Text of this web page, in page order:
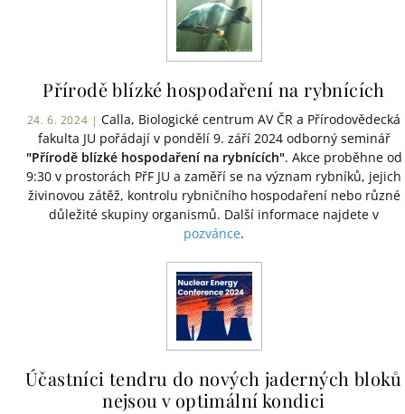
Přírodě blízké hospodaření na rybnících
24. 6. 2024 | Calla, Biologické centrum AV ČR a Přírodovědecká
fakulta JU pořádají v pondělí 9. září 2024 odborný seminář
"Přírodě blízké hospodaření na rybnících". Akce proběhne od
9:30 v prostorách PřF JU a zaměří se na význam rybníků, jejich
živinovou zátěž, kontrolu rybničního hospodaření nebo různé
důležité skupiny organismů. Další informace najdete v
pozvánce.
Účastníci tendru do nových jaderných bloků
nejsou v optimální kondici